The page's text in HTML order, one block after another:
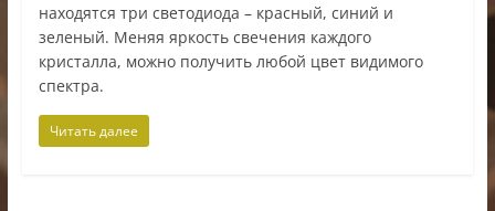
находятся три светодиода – красный, синий и
зеленый. Меняя яркость свечения каждого
кристалла, можно получить любой цвет видимого
спектра.
Читать далее